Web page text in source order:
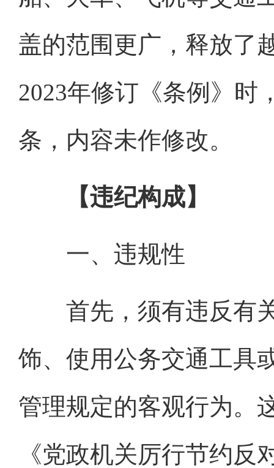
盖的范围更广，释放了
2023年修订《条例》时
条，内容未作修改。
【违纪构成】
一、违规性
首先，须有违反有关
饰、使用公务交通工具
管理规定的客观行为。
《党政机关厉行节约